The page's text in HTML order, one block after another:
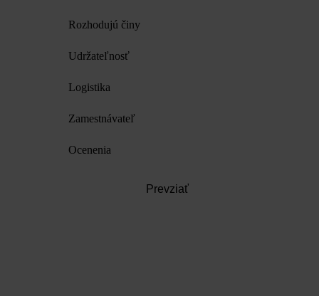
Rozhodujú činy
Udržateľnosť
Logistika
Zamestnávateľ
Ocenenia
Prevziať